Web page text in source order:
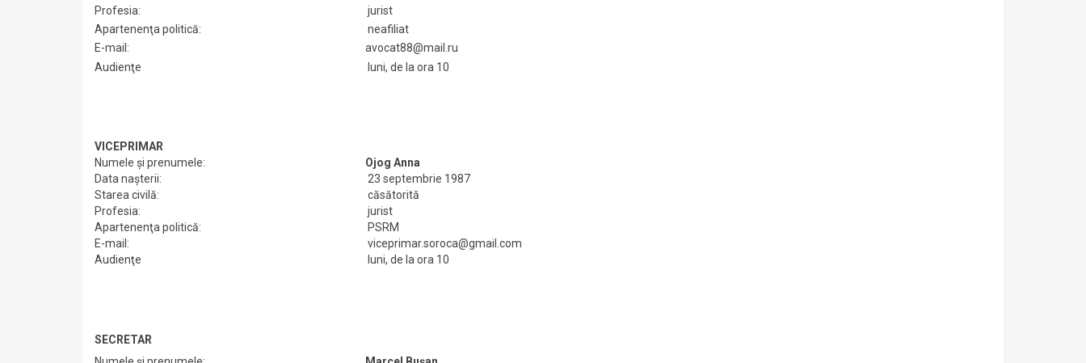
Profesia:
jurist
Apartenenţa politică:
neafiliat
E-mail:
avocat88@mail.ru
Audienţe
luni, de la ora 10
VICEPRIMAR
Numele şi prenumele:
Ojog Anna
Data naşterii:
23 septembrie 1987
Starea civilă:
căsătorită
Profesia:
jurist
Apartenenţa politică:
PSRM
E-mail:
viceprimar.soroca@gmail.com
Audienţe
luni, de la ora 10
SECRETAR